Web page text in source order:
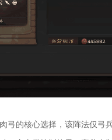
弓的核心选择，该阵法仅